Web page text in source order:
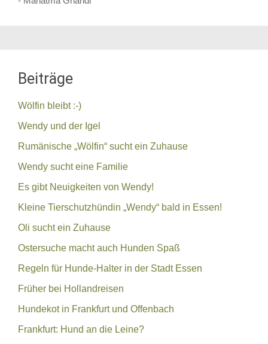
Beiträge
Wölfin bleibt :-)
Wendy und der Igel
Rumänische „Wölfin“ sucht ein Zuhause
Wendy sucht eine Familie
Es gibt Neuigkeiten von Wendy!
Kleine Tierschutzhündin „Wendy“ bald in Essen!
Oli sucht ein Zuhause
Ostersuche macht auch Hunden Spaß
Regeln für Hunde-Halter in der Stadt Essen
Früher bei Hollandreisen
Hundekot in Frankfurt und Offenbach
Frankfurt: Hund an die Leine?